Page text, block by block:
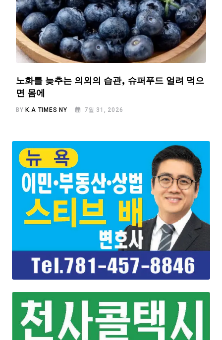
노화를 늦추는 의외의 습관, 슈퍼푸드 얼려 먹으
면 몸에
BYK.A TIMES NY 7월 31, 2026